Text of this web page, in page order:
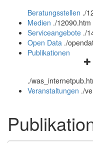
und
schließen
Beratungsstellen ./
Medien ./12090.htm
Serviceangebote ./
Open Data ./
Publikationen
./
Veranstaltungen ./